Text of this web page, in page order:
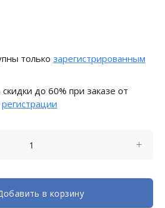
только зарегистрированным
до 60% при заказе от
регистрации
в корзину